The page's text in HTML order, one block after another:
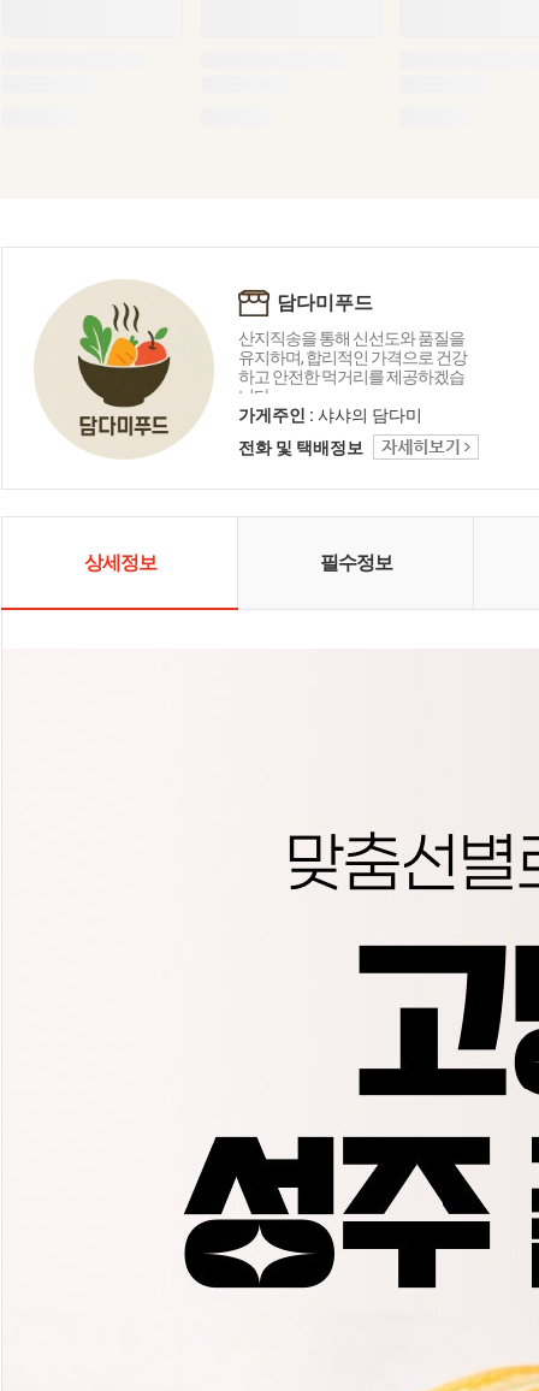
담다미푸드
산지직송을 통해 신선도와 품질을
유지하며, 합리적인 가격으로 건강
하고 안전한 먹거리를 제공하겠습
니다.
가게주인 : 샤샤의 담다미
전화 및 택배정보
상세정보 필수정보